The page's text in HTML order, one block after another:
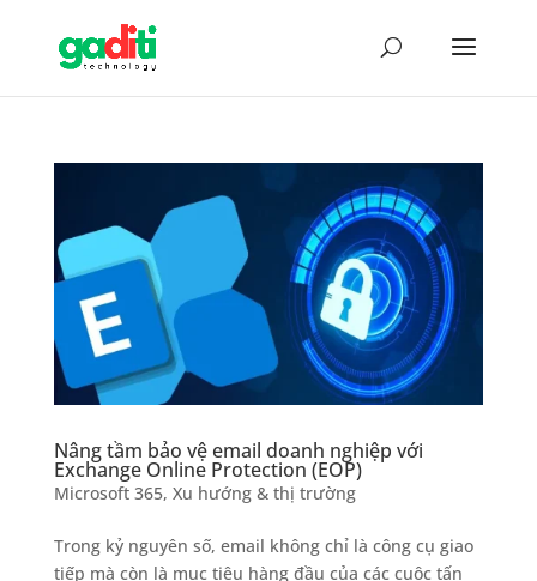
Nâng tầm bảo vệ email doanh nghiệp với
Exchange Online Protection (EOP)
Microsoft 365, Xu hướng & thị trường
Trong kỷ nguyên số, email không chỉ là công cụ giao
tiếp mà còn là mục tiêu hàng đầu của các cuộc tấn